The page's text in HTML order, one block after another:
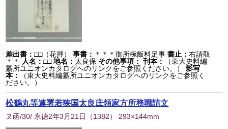
差出書：□□（花押） 事書： ＊＊＊御所椀飯料足事書止：右請取
＊＊
人名：□□ 地名： 太良保 その他事項： 刊本：
（東大史料編
纂所ユニオンカタログへのリンクをご参照ください。）
影写
本：
（東大史料編纂所ユニオンカタログへのリンクをご参照く
ださい。）
松鶴丸等連署若狭国太良庄領家方所務職請文
ヌ函/30/ 永徳2年3月21日 （1382） 293×144mm